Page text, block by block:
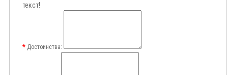
текст!
Достоинства: